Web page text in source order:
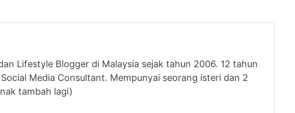
Lifestyle Blogger di Malaysia sejak tahun 2006. 12 tahun
Media Consultant. Mempunyai seorang isteri dan 2
tambah lagi)